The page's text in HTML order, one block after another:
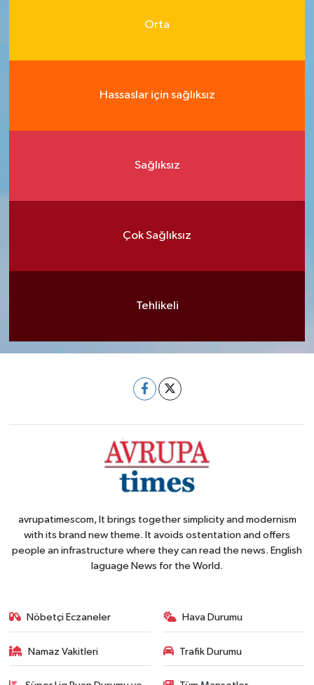
Orta
Hassaslar için sağlıksız
Sağlıksız
Çok Sağlıksız
Tehlikeli
avrupatimescom, It brings together simplicity and modernism
with its brand new theme. It avoids ostentation and offers
people an infrastructure where they can read the news. English
laguage News for the World.
Nöbetçi Eczaneler Hava Durumu
Namaz Vakitleri Trafik Durumu